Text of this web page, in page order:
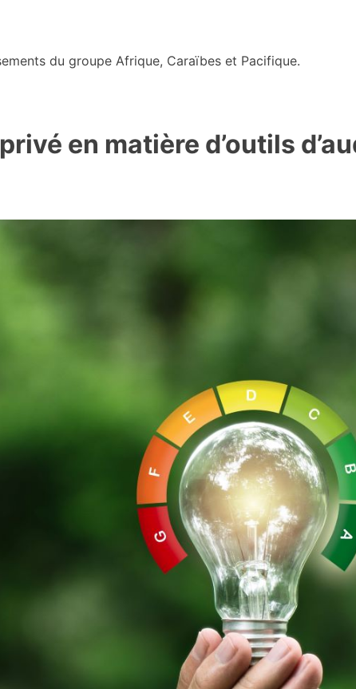
du groupe Afrique, Caraïbes et Pacifique.
en matière d’outils